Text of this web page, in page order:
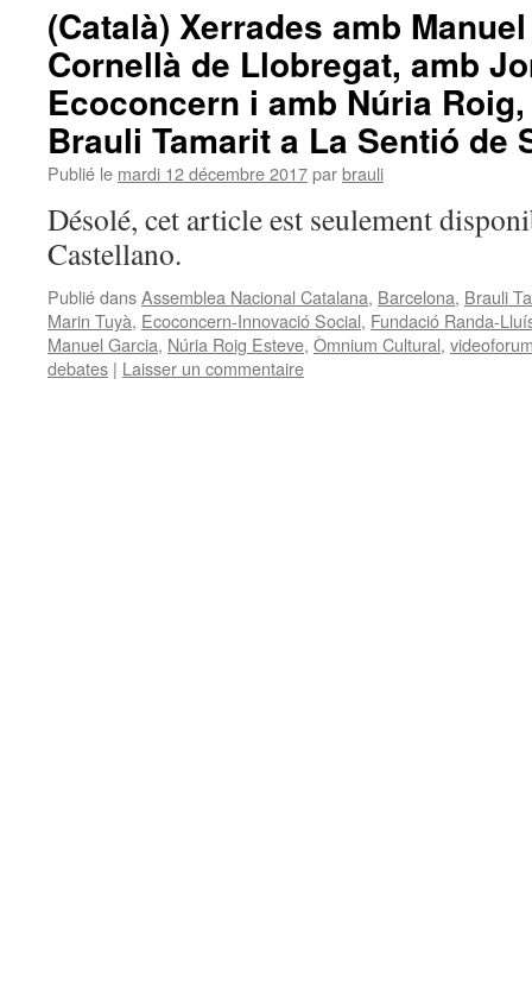
(Català) Xerrades amb
Cornellà de Llobregat, amb
Ecoconcern i amb Núria
Brauli Tamarit a La Sentió de
Publié le mardi 12 décembre 2017parbrauli
Désolé, cet article est seulement
Castellano.
Publié dansAssemblea Nacional Catalana, Barcelona, Brauli
Marin Tuyà, Ecoconcern-Innovació Social, Fundació Randa-
Manuel Garcia, Núria Roig Esteve, Òmnium Cultural,
debates | Laisser un commentaire